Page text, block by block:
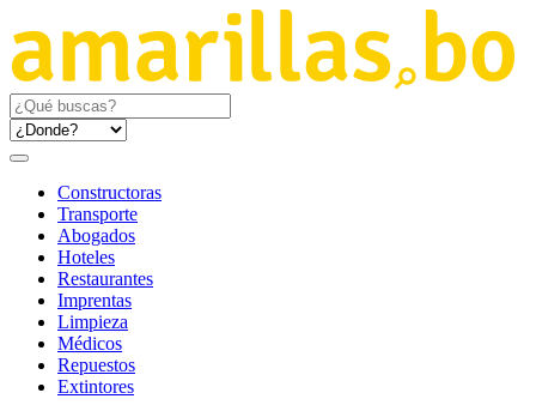
Constructoras
Transporte
Abogados
Hoteles
Restaurantes
Imprentas
Limpieza
Médicos
Repuestos
Extintores